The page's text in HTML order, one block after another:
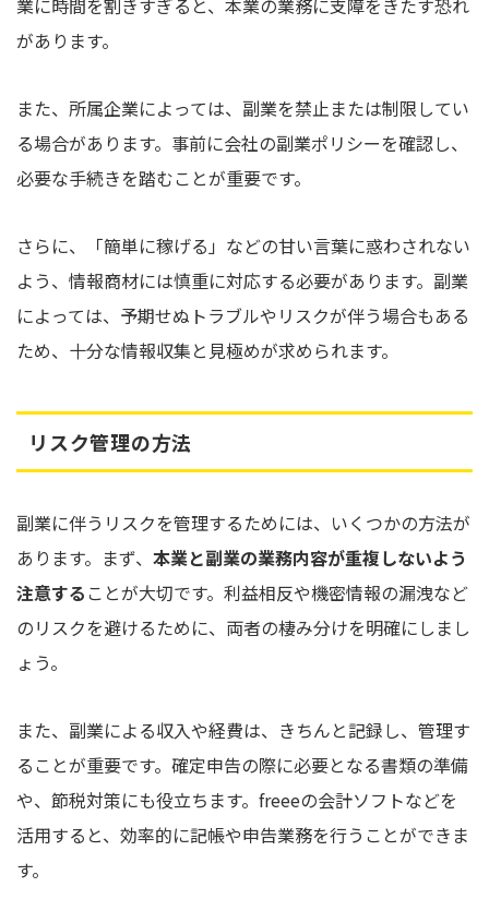
業に時間を割きすぎると、本業の業務に支障をきたす恐れ
があります。
また、所属企業によっては、副業を禁止または制限してい
る場合があります。事前に会社の副業ポリシーを確認し、
必要な手続きを踏むことが重要です。
さらに、「簡単に稼げる」などの甘い言葉に惑わされない
よう、情報商材には慎重に対応する必要があります。副業
によっては、予期せぬトラブルやリスクが伴う場合もある
ため、十分な情報収集と見極めが求められます。
リスク管理の方法
副業に伴うリスクを管理するためには、いくつかの方法が
あります。まず、 本業と副業の業務内容が重複しないよう
注意する ことが大切です。利益相反や機密情報の漏洩など
のリスクを避けるために、両者の棲み分けを明確にしまし
ょう。
また、副業による収入や経費は、きちんと記録し、管理す
ることが重要です。確定申告の際に必要となる書類の準備
や、節税対策にも役立ちます。freeeの会計ソフトなどを
活用すると、効率的に記帳や申告業務を行うことができま
す。